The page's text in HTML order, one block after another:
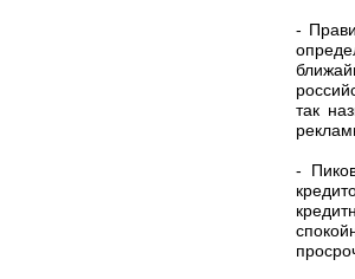
-
так
-